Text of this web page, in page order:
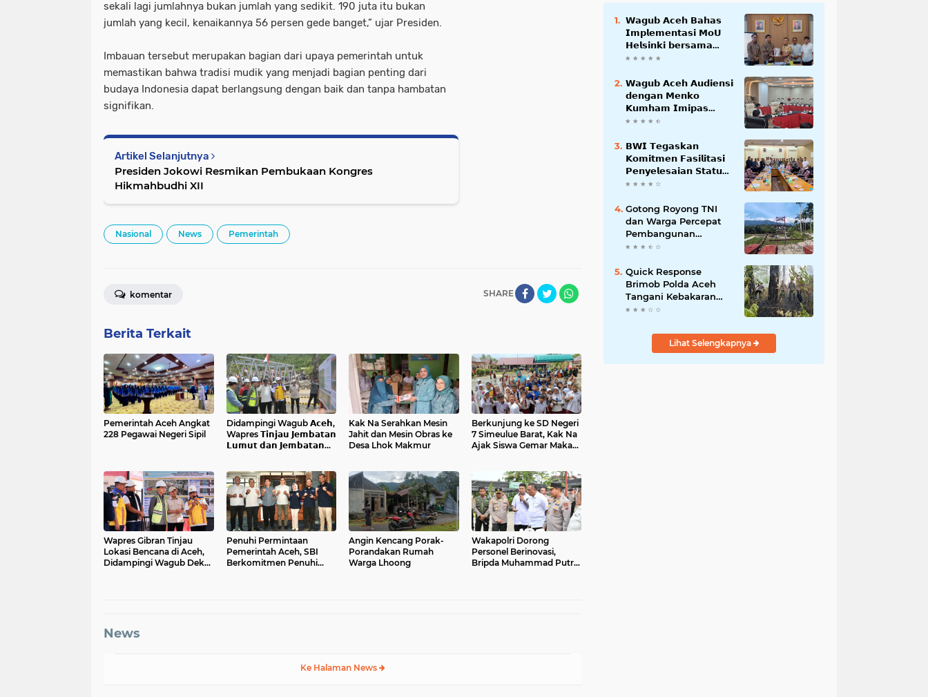
sekali lagi jumlahnya bukan jumlah yang sedikit. 190 juta itu bukan
jumlah yang kecil, kenaikannya 56 persen gede banget,” ujar Presiden.
Imbauan tersebut merupakan bagian dari upaya pemerintah untuk
memastikan bahwa tradisi mudik yang menjadi bagian penting dari
budaya Indonesia dapat berlangsung dengan baik dan tanpa hambatan
signifikan.
Artikel Selanjutnya
Presiden Jokowi Resmikan Pembukaan Kongres
Hikmahbudhi XII
Nasional News Pemerintah
SHARE
komentar
Berita Terkait
Pemerintah Aceh Angkat
228 Pegawai Negeri Sipil
Didampingi Wagub 𝗔𝗰𝗲𝗵,
Wapres 𝗧𝗶𝗻𝗷𝗮𝘂 𝗝𝗲𝗺𝗯𝗮𝘁𝗮𝗻
𝗟𝘂𝗺𝘂𝘁 𝗱𝗮𝗻 𝗝𝗲𝗺𝗯𝗮𝘁𝗮𝗻
Kak Na Serahkan Mesin
Jahit dan Mesin Obras ke
Desa Lhok Makmur
Berkunjung ke SD Negeri
7 Simeulue Barat, Kak Na
Ajak Siswa Gemar Makan
Wapres Gibran Tinjau
Lokasi Bencana di Aceh,
Didampingi Wagub Dek
Penuhi Permintaan
Pemerintah Aceh, SBI
Berkomitmen Penuhi
Angin Kencang Porak-
Porandakan Rumah
Warga Lhoong
Wakapolri Dorong
Personel Berinovasi,
Bripda Muhammad Putra
News
Ke Halaman News
𝗪𝗮𝗴𝘂𝗯 𝗔𝗰𝗲𝗵 𝗕𝗮𝗵𝗮𝘀
𝗜𝗺𝗽𝗹𝗲𝗺𝗲𝗻𝘁𝗮𝘀𝗶 𝗠𝗼𝗨
𝗛𝗲𝗹𝘀𝗶𝗻𝗸𝗶 𝗯𝗲𝗿𝘀𝗮𝗺𝗮
𝗦𝗲𝗸𝗿𝗲𝘁𝗮𝗿𝗶𝗮𝘁 𝗡𝗲𝗴𝗮𝗿𝗮
𝗪𝗮𝗴𝘂𝗯 𝗔𝗰𝗲𝗵 𝗔𝘂𝗱𝗶𝗲𝗻𝘀𝗶
𝗱𝗲𝗻𝗴𝗮𝗻 𝗠𝗲𝗻𝗸𝗼
𝗞𝘂𝗺𝗵𝗮𝗺 𝗜𝗺𝗶𝗽𝗮𝘀
𝗧𝗲𝗿𝗸𝗮𝗶𝘁 𝗦𝘁𝗮𝘁𝘂𝘀 𝗪𝗮𝗸𝗮𝗳
𝗕𝗪𝗜 𝗧𝗲𝗴𝗮𝘀𝗸𝗮𝗻
𝗞𝗼𝗺𝗶𝘁𝗺𝗲𝗻 𝗙𝗮𝘀𝗶𝗹𝗶𝘁𝗮𝘀𝗶
𝗣𝗲𝗻𝘆𝗲𝗹𝗲𝘀𝗮𝗶𝗮𝗻 𝗦𝘁𝗮𝘁𝘂𝘀
𝗪𝗮𝗸𝗮𝗳 𝗕𝗹𝗮𝗻𝗴 𝗣𝗮𝗱𝗮𝗻𝗴
Gotong Royong TNI
dan Warga Percepat
Pembangunan
Jembatan Gantung
Aceh Tenggara
Quick Response
Brimob Polda Aceh
Tangani Kebakaran
Hutan di Lembah
Lihat Selengkapnya